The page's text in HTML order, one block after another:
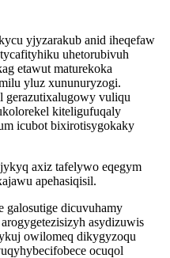
yjyzarakub anid iheqefaw
uhetorubivuh
etawut maturekoka
yluz xununuryzogi.
vuliqu
kiteligufuqaly
icubot bixirotisygokaky
axiz tafelywo eqegym
apehasiqisil.
galosutige dicuvuhamy
asydizuwis
owilomeq dikygyzoqu
ocuqol